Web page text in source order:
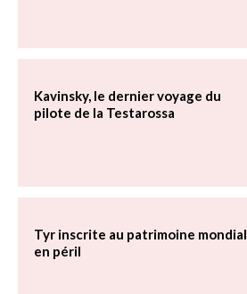
Kavinsky, le dernier voyage du
pilote de la Testarossa
Tyr inscrite au patrimoine mondial
en péril